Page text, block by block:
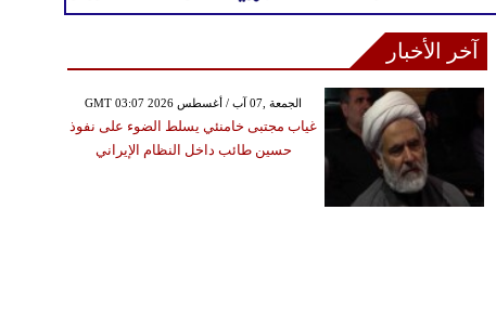
آخر الأخبار
GMT 03:07 2026 الجمعة ,07 آب / أغسطس
غياب مجتبى خامنئي يسلط الضوء على نفوذ
حسين طائب داخل النظام الإيراني